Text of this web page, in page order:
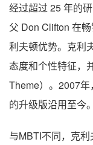
经过超过 25 年的
父 Don Clifton 在
利夫顿优势。克利
态度和个性特征，
Theme）。2007
的升级版沿用至今。
与MBTI不同，克